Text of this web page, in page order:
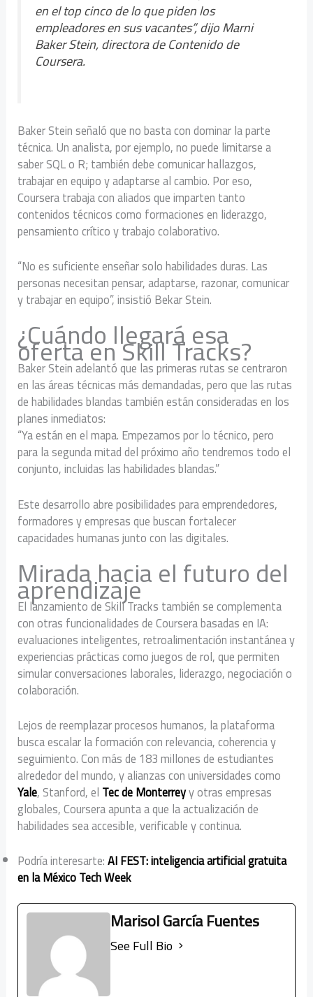
en el top cinco de lo que piden los
empleadores en sus vacantes”, dijo Marni
Baker Stein, directora de Contenido de
Coursera.
Baker Stein señaló que no basta con dominar la parte
técnica. Un analista, por ejemplo, no puede limitarse a
saber SQL o R; también debe comunicar hallazgos,
trabajar en equipo y adaptarse al cambio. Por eso,
Coursera trabaja con aliados que imparten tanto
contenidos técnicos como formaciones en liderazgo,
pensamiento crítico y trabajo colaborativo.
“No es suficiente enseñar solo habilidades duras. Las
personas necesitan pensar, adaptarse, razonar, comunicar
y trabajar en equipo”, insistió Bekar Stein.
¿Cuándo llegará esa
oferta en Skill Tracks?
Baker Stein adelantó que las primeras rutas se centraron
en las áreas técnicas más demandadas, pero que las rutas
de habilidades blandas también están consideradas en los
planes inmediatos:
“Ya están en el mapa. Empezamos por lo técnico, pero
para la segunda mitad del próximo año tendremos todo el
conjunto, incluidas las habilidades blandas.”
Este desarrollo abre posibilidades para emprendedores,
formadores y empresas que buscan fortalecer
capacidades humanas junto con las digitales.
Mirada hacia el futuro del
aprendizaje
El lanzamiento de Skill Tracks también se complementa
con otras funcionalidades de Coursera basadas en IA:
evaluaciones inteligentes, retroalimentación instantánea y
experiencias prácticas como juegos de rol, que permiten
simular conversaciones laborales, liderazgo, negociación o
colaboración.
Lejos de reemplazar procesos humanos, la plataforma
busca escalar la formación con relevancia, coherencia y
seguimiento. Con más de 183 millones de estudiantes
alrededor del mundo, y alianzas con universidades como
Yale, Stanford, el Tec de Monterreyy otras empresas
globales, Coursera apunta a que la actualización de
habilidades sea accesible, verificable y continua.
Podría interesarte:AI FEST: inteligencia artificial gratuita
en la México Tech Week
Marisol García Fuentes
See Full Bio